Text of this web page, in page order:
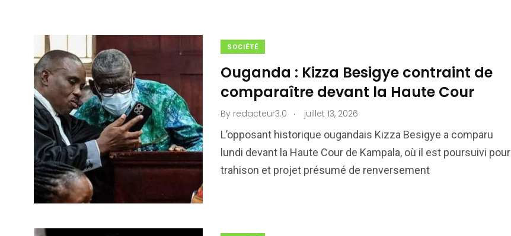
SOCIÉTÉ
Ouganda : Kizza Besigye contraint de
comparaître devant la Haute Cour
By redacteur3.0 . juillet 13, 2026
L’opposant historique ougandais Kizza Besigye a comparu
lundi devant la Haute Cour de Kampala, où il est poursuivi pour
trahison et projet présumé de renversement